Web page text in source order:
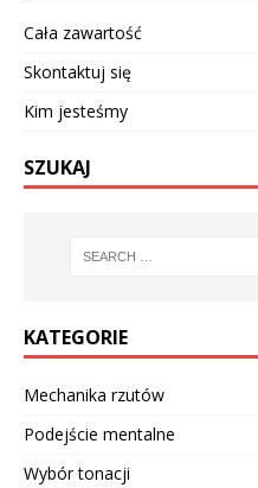
Cała zawartość
Skontaktuj się
Kim jesteśmy
SZUKAJ
KATEGORIE
Mechanika rzutów
Podejście mentalne
Wybór tonacji